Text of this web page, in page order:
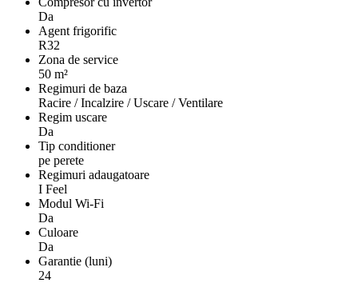
Da
Agent frigorific
R32
Zona de service
50 m²
Regimuri de baza
Racire / Incalzire / Uscare / Ventilare
Regim uscare
Da
Tip conditioner
pe perete
Regimuri adaugatoare
I Feel
Modul Wi-Fi
Da
Culoare
Da
Garantie (luni)
24